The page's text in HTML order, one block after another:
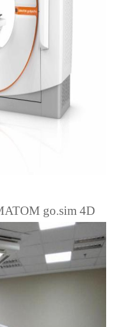
go.sim 4D